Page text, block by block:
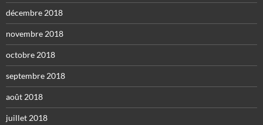
décembre 2018
novembre 2018
octobre 2018
septembre 2018
août 2018
juillet 2018